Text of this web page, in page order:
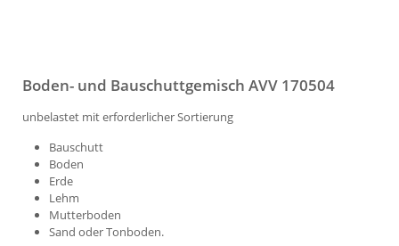
Boden- und Bauschuttgemisch AVV 170504
unbelastet mit erforderlicher Sortierung
Bauschutt
Boden
Erde
Lehm
Mutterboden
Sand oder Tonboden.